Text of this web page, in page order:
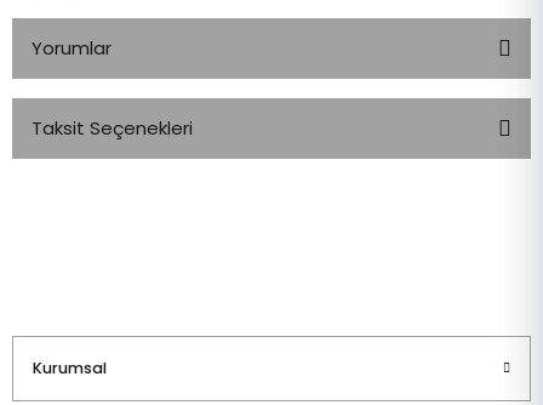
Yorumlar
Taksit Seçenekleri
Kurumsal